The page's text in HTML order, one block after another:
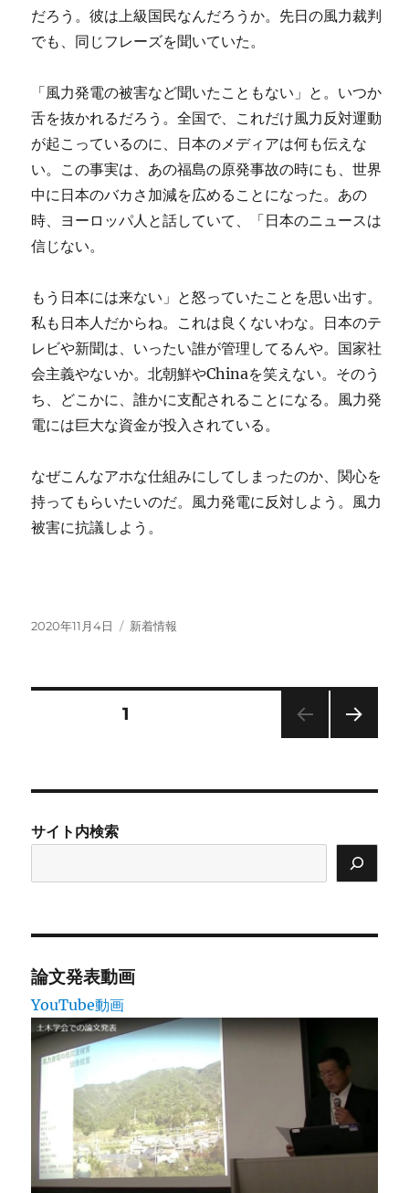
だろう。彼は上級国民なんだろうか。先日の風力裁判
でも、同じフレーズを聞いていた。
「風力発電の被害など聞いたこともない」と。いつか
舌を抜かれるだろう。全国で、これだけ風力反対運動
が起こっているのに、日本のメディアは何も伝えな
い。この事実は、あの福島の原発事故の時にも、世界
中に日本のバカさ加減を広めることになった。あの
時、ヨーロッパ人と話していて、「日本のニュースは
信じない。
もう日本には来ない」と怒っていたことを思い出す。
私も日本人だからね。これは良くないわな。日本のテ
レビや新聞は、いったい誰が管理してるんや。国家社
会主義やないか。北朝鮮やChinaを笑えない。そのう
ち、どこかに、誰かに支配されることになる。風力発
電には巨大な資金が投入されている。
なぜこんなアホな仕組みにしてしまったのか、関心を
持ってもらいたいのだ。風力発電に反対しよう。風力
被害に抗議しよう。
投
2020年11月4日
カ
新着情報
の
ペ
ー
ジ
送
り
固定ページ1
サイト内検索
論文発表動画
YouTube動画